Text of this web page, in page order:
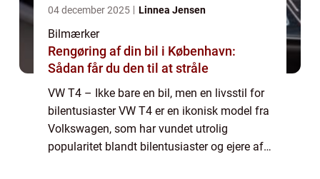
04 december 2025 Linnea Jensen
Bilmærker
Rengøring af din bil i København:
Sådan får du den til at stråle
VW T4 – Ikke bare en bil, men en livsstil for
bilentusiaster VW T4 er en ikonisk model fra
Volkswagen, som har vundet utrolig
popularitet blandt bilentusiaster og ejere af